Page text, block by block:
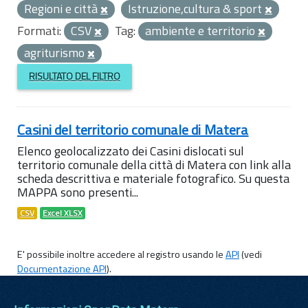
Regioni e città
Istruzione,cultura & sport
Formati: CSV Tag: ambiente e territorio
agriturismo
RISULTATO DEL FILTRO
Casini del territorio comunale di Matera
Elenco geolocalizzato dei Casini dislocati sul
territorio comunale della città di Matera con link alla
scheda descrittiva e materiale fotografico. Su questa
MAPPA sono presenti...
CSV Excel XLSX
E' possibile inoltre accedere al registro usando leAPI(vedi
Documentazione API).